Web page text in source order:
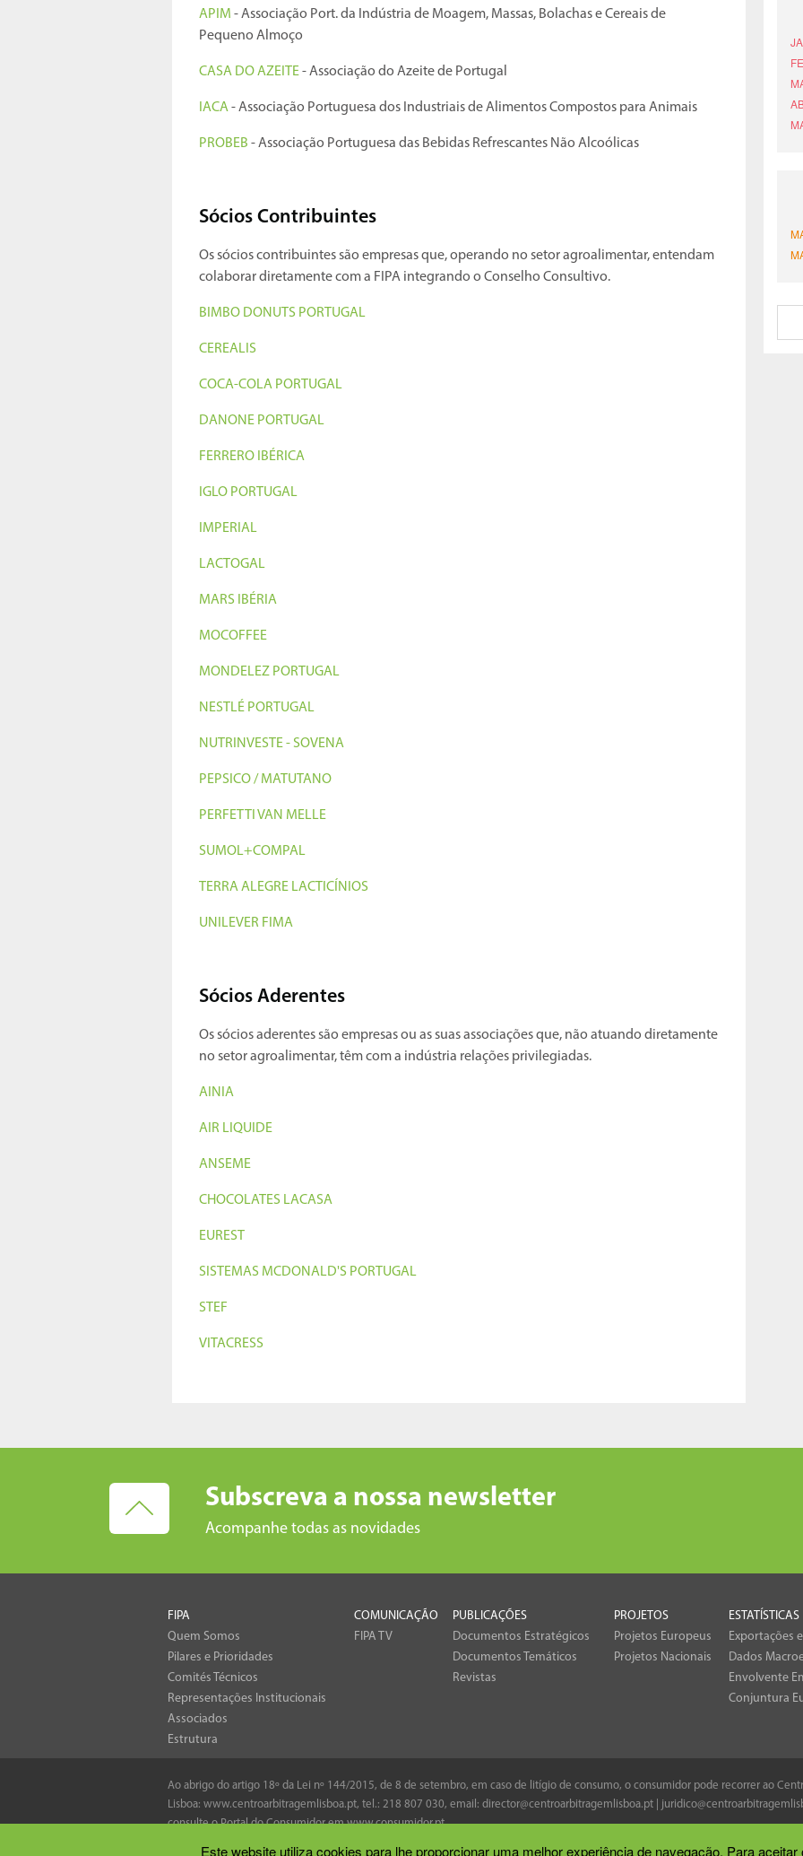
Este website utiliza cookies para lhe proporcionar uma melhor experiência de navegação. Para
APIM - Associação Port. da Indústria de Moagem, Massas, Bolachas e Cereais de
Pequeno Almoço
CASA DO AZEITE- Associação do Azeite de Portugal
IACA- Associação Portuguesa dos Industriais de Alimentos Compostos para Animais
PROBEB - Associação Portuguesa das Bebidas Refrescantes Não Alcoólicas
Sócios Contribuintes
Os sócios contribuintes são empresas que, operando no setor agroalimentar, entendam
colaborar diretamente com a FIPA integrando o Conselho Consultivo.
BIMBO DONUTS PORTUGAL
CEREALIS
COCA-COLA PORTUGAL
DANONE PORTUGAL
FERRERO IBÉRICA
IGLO PORTUGAL
IMPERIAL
LACTOGAL
MARS IBÉRIA
MOCOFFEE
MONDELEZ PORTUGAL
NESTLÉ PORTUGAL
NUTRINVESTE - SOVENA
PEPSICO / MATUTANO
PERFETTI VAN MELLE
SUMOL+COMPAL
TERRA ALEGRE LACTICÍNIOS
UNILEVER FIMA
Sócios Aderentes
Os sócios aderentes são empresas ou as suas associações que, não atuando diretamente
no setor agroalimentar, têm com a indústria relações privilegiadas.
AINIA
AIR LIQUIDE
ANSEME
CHOCOLATES LACASA
EUREST
SISTEMAS MCDONALD'S PORTUGAL
STEF
VITACRESS
Subscreva a nossa newsletter
Acompanhe todas as novidades
FIPA
Quem Somos
Pilares e Prioridades
Comités Técnicos
Representações Institucionais
Associados
Estrutura
COMUNICAÇÃO
FIPA TV
PUBLICAÇÕES
Documentos Estratégicos
Documentos Temáticos
Revistas
PROJETOS
Projetos Europeus
Projetos Nacionais
ESTATÍSTICAS
Exportações
Dados
Envolvente
Conjuntura
Ao abrigo do artigo 18º da Lei nº 144/2015, de 8 de setembro, em caso de litígio de consumo, o consumidor pode recorrer ao
Lisboa: www.centroarbitragemlisboa.pt, tel.: 218 807 030, email: director@centroarbitragemlisboa.pt
consulte o Portal do Consumidor emwww.consumidor.pt.